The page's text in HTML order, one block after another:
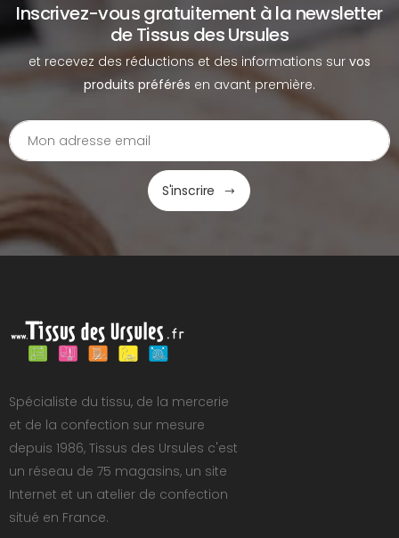
Inscrivez-vous gratuitement à la newsletter
de Tissus des Ursules
et recevez des réductions et des informations sur vos
produits préférés en avant première.
S'inscrire
Spécialiste du tissu, de la mercerie
et de la confection sur mesure
depuis 1986, Tissus des Ursules c'est
un réseau de 75 magasins, un site
Internet et un atelier de confection
situé en France.